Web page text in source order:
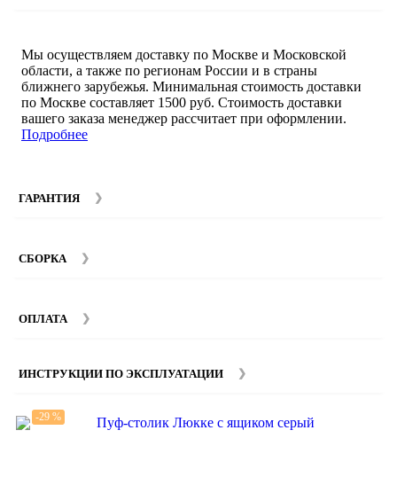
Мы осуществляем доставку по Москве и Московской
области, а также по регионам России и в страны
ближнего зарубежья. Минимальная стоимость доставки
по Москве составляет 1500 руб. Стоимость доставки
вашего заказа менеджер рассчитает при оформлении.
Подробнее
ГАРАНТИЯ
составляет 12 месяцев с момента покупки при
СБОРКА
Стоимость сборки зависит от количества и моделей
ОПЛАТА
ИНСТРУКЦИИ ПО ЭКСПЛУАТАЦИИ
-29 %